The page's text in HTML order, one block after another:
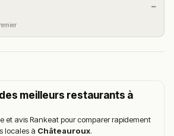
—
meilleurs restaurants à
et avis Rankeat pour comparer rapidement
locales à Châteauroux.